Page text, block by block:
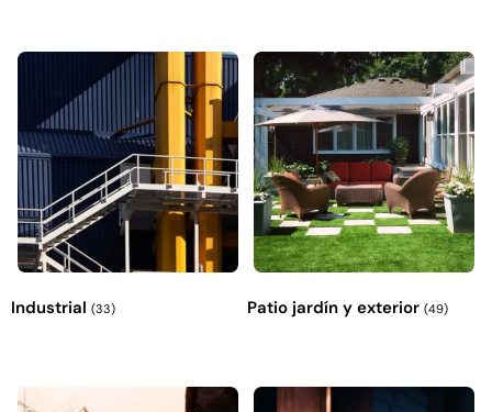
Industrial (33) Patio jardín y exterior (49)